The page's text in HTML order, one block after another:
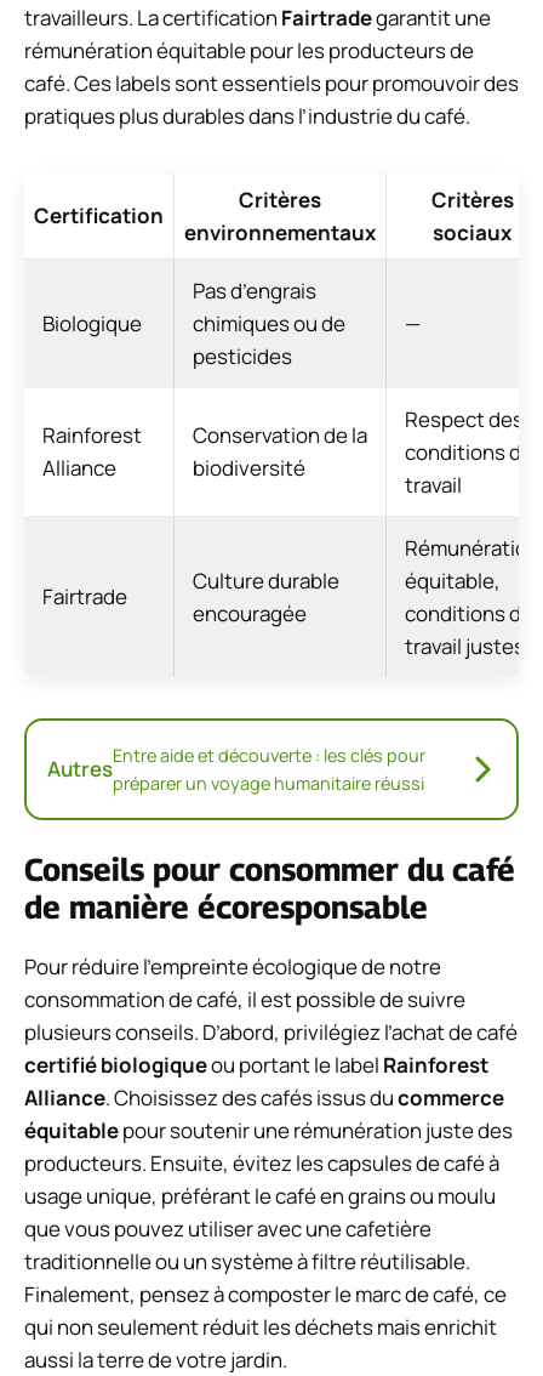
travailleurs. La certification Fairtradegarantit une
rémunération équitable pour les producteurs de
café. Ces labels sont essentiels pour promouvoir des
pratiques plus durables dans l’industrie du café.
Certification
Critères
environnementaux
Critères
sociaux
Biologique
Pas d’engrais
chimiques ou de
pesticides
—
Rainforest
Alliance
Conservation de la
biodiversité
Respect des
conditions de
travail
Fairtrade
Culture durable
encouragée
Rémunération
équitable,
conditions de
travail justes
AutresEntre aide et découverte : les clés pour
préparer un voyage humanitaire réussi
Conseils pour consommer du café
de manière écoresponsable
Pour réduire l’empreinte écologique de notre
consommation de café, il est possible de suivre
plusieurs conseils. D’abord, privilégiez l’achat de café
certifié biologiqueou portant le label Rainforest
Alliance. Choisissez des cafés issus ducommerce
équitablepour soutenir une rémunération juste des
producteurs. Ensuite, évitez les capsules de café à
usage unique, préférant le café en grains ou moulu
que vous pouvez utiliser avec une cafetière
traditionnelle ou un système à filtre réutilisable.
Finalement, pensez à composter le marc de café, ce
qui non seulement réduit les déchets mais enrichit
aussi la terre de votre jardin.